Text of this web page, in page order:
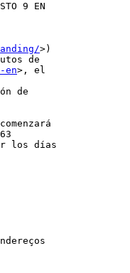
9 EN
>)
de
en>, el
de
los días